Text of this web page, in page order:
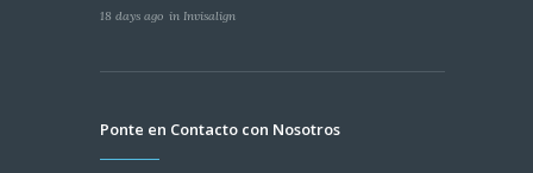
18 days ago in Invisalign
Ponte en Contacto con Nosotros